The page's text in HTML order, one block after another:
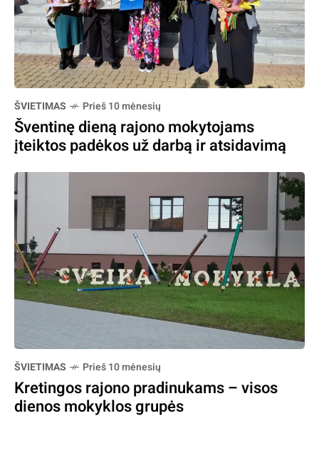
ŠVIETIMAS Prieš 10 mėnesių
Šventinę dieną rajono mokytojams
įteiktos padėkos už darbą ir atsidavimą
ŠVIETIMAS Prieš 10 mėnesių
Kretingos rajono pradinukams – visos
dienos mokyklos grupės